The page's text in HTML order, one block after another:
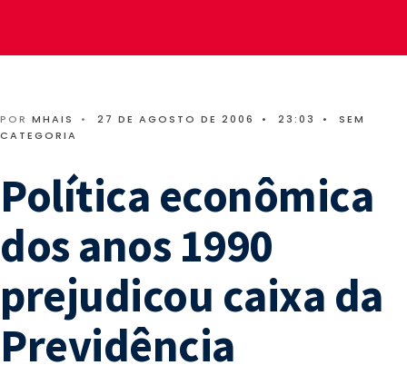
POR MHAIS • 27 DE AGOSTO DE 2006 • 23:03 •
SEM
CATEGORIA
Política econômica
dos anos 1990
prejudicou caixa da
Previdência